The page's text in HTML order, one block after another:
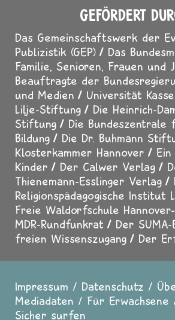
GEFÖRDERT
Das Gemeinschaftswerk der
Publizistik (GEP)
Das
Familie, Senioren, Frauen und
Beauftragte der
und Medien
Universität
Lilje-Stiftung
Die Heinrich-
Stiftung
Die Bundeszentrale
Bildung
Die Dr. Buhmann
Klosterkammer Hannover
Kinder
Der Calwer Verlag
Thienemann-Esslinger Verlag
Religionspädagogische Institut
Freie Waldorfschule
MDR-Rundfunkrat
Der
freien Wissenszugang
Der
Fußzeile
Impressum Datenschutz
Mediadaten
Für Erwachsene
Sicher surfen